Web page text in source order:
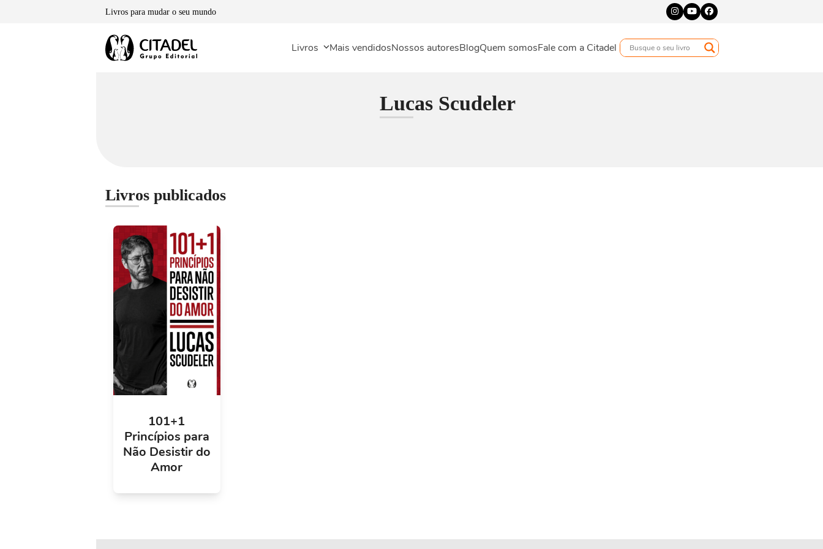
Livros para mudar o seu mundo Instagram
YouTubeFacebook
Livros Mais vendidosNossos autoresBlogQuem somosFale com a Citadel
Lucas Scudeler
Livros publicados
101+1
Princípios para
Não Desistir do
Amor